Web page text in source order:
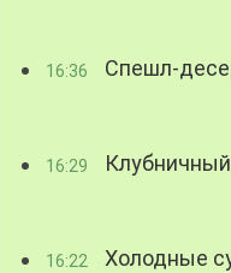
16:36 Спешл-
16:29
16:22 Холодные